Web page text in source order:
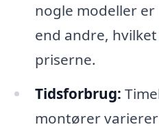
nogle modeller
end andre,
priserne.
Tidsforbrug:
montører